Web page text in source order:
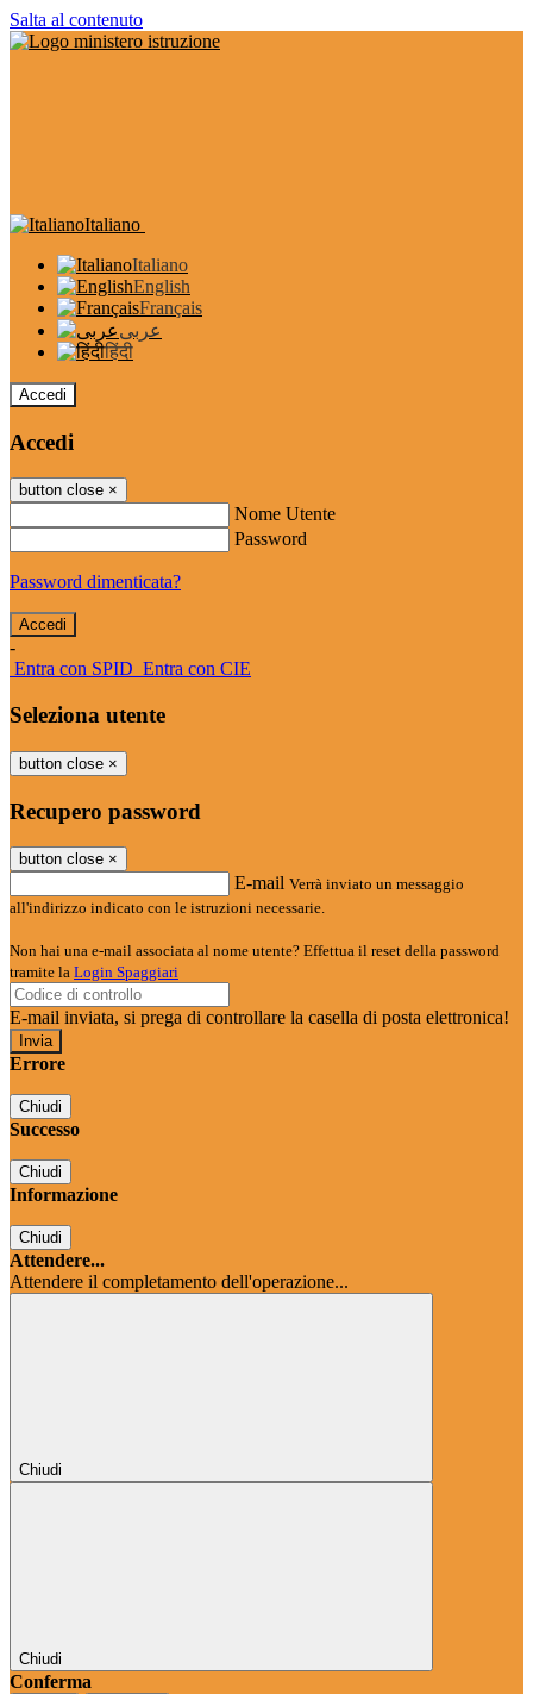
Salta al contenuto
Italiano
Italiano
English
Français
عربى
हिंदी
Accedi
Accedi
button close ×
Nome Utente
Password
Password dimenticata?
-
Entra con SPID Entra con CIE
Seleziona utente
button close ×
Recupero password
button close ×
E-mail Verrà inviato un messaggio
all'indirizzo indicato con le istruzioni necessarie.
Non hai una e-mail associata al nome utente? Effettua il reset della password
tramite la Login Spaggiari
E-mail inviata, si prega di controllare la casella di posta elettronica!
Errore
Chiudi
Successo
Chiudi
Informazione
Chiudi
Attendere...
Attendere il completamento dell'operazione...
Chiudi
Chiudi
Conferma